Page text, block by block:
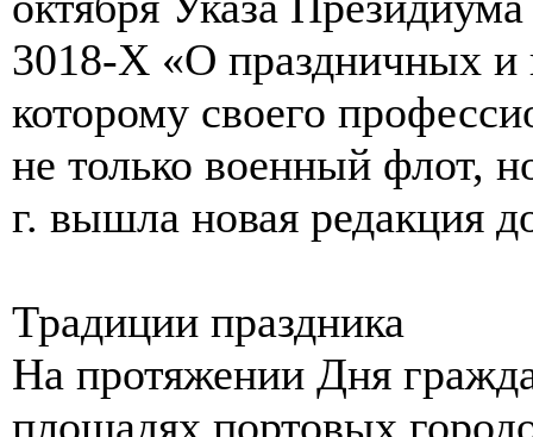
3018-X «О праздничных и
которому своего
не только военный флот,
г. вышла новая редакция
Традиции праздника
На протяжении Дня
площадях портовых